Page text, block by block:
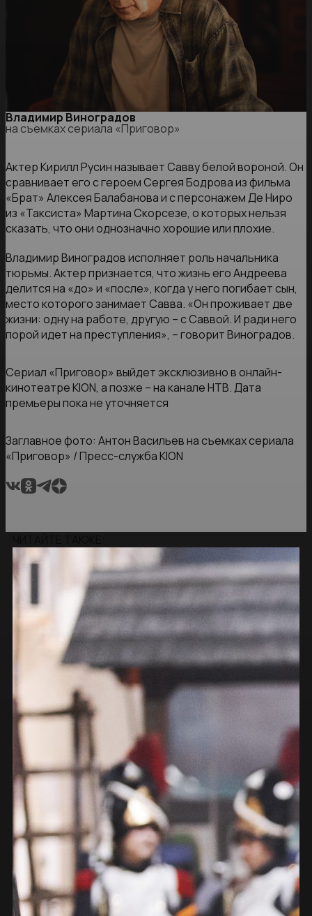
Владимир Виноградов
на съемках сериала «Приговор»
Актер Кирилл Русин называет Савву белой вороной. Он
сравнивает его с героем Сергея Бодрова из фильма
«Брат» Алексея Балабанова и с персонажем Де Ниро
из «Таксиста» Мартина Скорсезе, о которых нельзя
сказать, что они однозначно хорошие или плохие.
Владимир Виноградов исполняет роль начальника
тюрьмы. Актер признается, что жизнь его Андреева
делится на «до» и «после», когда у него погибает сын,
место которого занимает Савва. «Он проживает две
жизни: одну на работе, другую – с Саввой. И ради него
порой идет на преступления», – говорит Виноградов.
Сериал «Приговор» выйдет эксклюзивно в онлайн-
кинотеатре KION, а позже – на канале НТВ. Дата
премьеры пока не уточняется
Заглавное фото: Антон Васильев на съемках сериала
«Приговор» / Пресс-служба KION